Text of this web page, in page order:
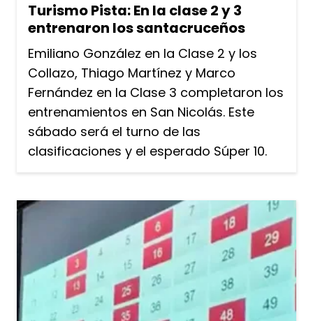
Turismo Pista: En la clase 2 y 3
entrenaron los santacruceños
Emiliano González en la Clase 2 y los
Collazo, Thiago Martínez y Marco
Fernández en la Clase 3 completaron los
entrenamientos en San Nicolás. Este
sábado será el turno de las
clasificaciones y el esperado Súper 10.